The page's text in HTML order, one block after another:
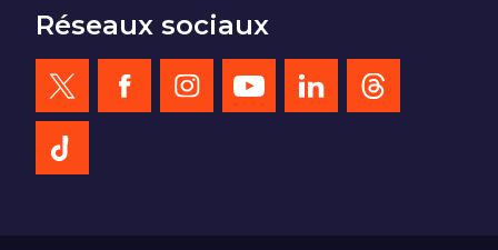
Réseaux sociaux